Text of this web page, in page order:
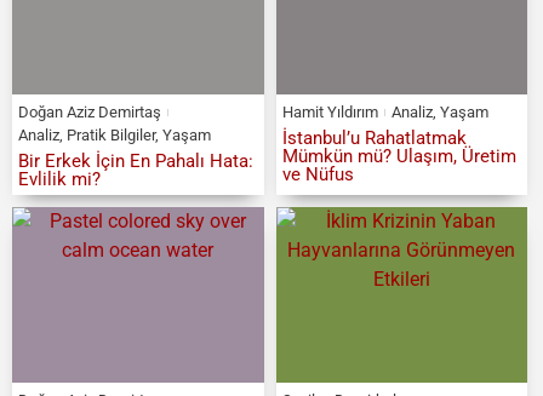
Doğan Aziz Demirtaş
Analiz, Pratik Bilgiler, Yaşam
Bir Erkek İçin En Pahalı Hata:
Evlilik mi?
Hamit Yıldırım Analiz, Yaşam
İstanbul’u Rahatlatmak
Mümkün mü? Ulaşım, Üretim
ve Nüfus